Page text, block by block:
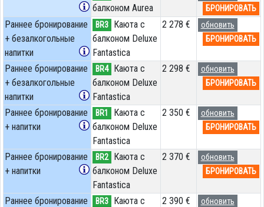
балконом Aurea
БРОНИРОВАТЬ
Раннее бронирование
+ безалкогольные
напитки
BR3
Каюта с
балконом Deluxe
Fantastica
2 278 €
обновить
БРОНИРОВАТЬ
Раннее бронирование
+ безалкогольные
напитки
BR4
Каюта с
балконом Deluxe
Fantastica
2 298 €
обновить
БРОНИРОВАТЬ
Раннее бронирование
+ напитки
BR1
Каюта с
балконом Deluxe
Fantastica
2 350 €
обновить
БРОНИРОВАТЬ
Раннее бронирование
+ напитки
BR2
Каюта с
балконом Deluxe
Fantastica
2 370 €
обновить
БРОНИРОВАТЬ
Раннее бронирование
BR3
Каюта с
2 390 €
обновить